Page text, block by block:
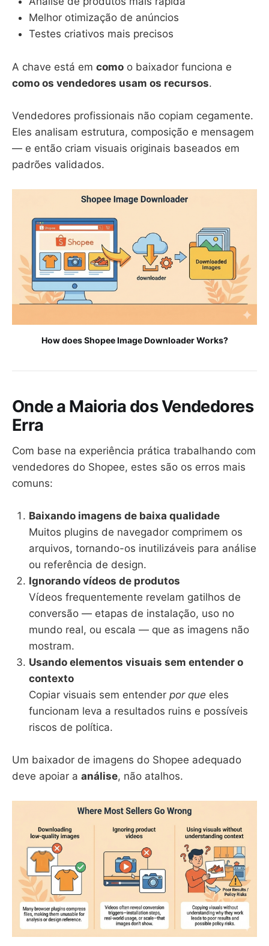
Melhor otimização de anúncios
Testes criativos mais precisos
A chave está em como o baixador funciona e
como os vendedores usam os recursos.
Vendedores profissionais não copiam cegamente.
Eles analisam estrutura, composição e mensagem
— e então criam visuais originais baseados em
padrões validados.
How does Shopee Image Downloader Works?
Onde a Maioria dos Vendedores
Erra
Com base na experiência prática trabalhando com
vendedores do Shopee, estes são os erros mais
comuns:
Baixando imagens de baixa qualidade
Muitos plugins de navegador comprimem os
arquivos, tornando-os inutilizáveis para análise
ou referência de design.
Ignorando vídeos de produtos
Vídeos frequentemente revelam gatilhos de
conversão — etapas de instalação, uso no
mundo real, ou escala — que as imagens não
mostram.
Usando elementos visuais sem entender o
contexto
Copiar visuais sem entender por que eles
funcionam leva a resultados ruins e possíveis
riscos de política.
Um baixador de imagens do Shopee adequado
deve apoiar a análise, não atalhos.